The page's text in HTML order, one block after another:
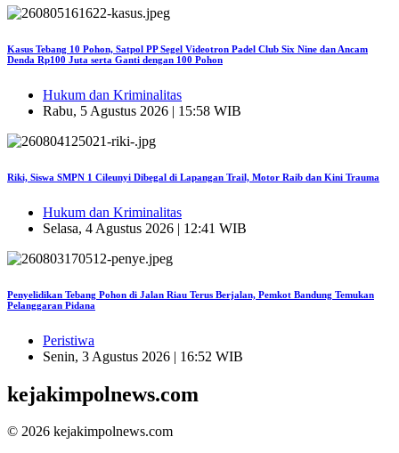
Kasus Tebang 10 Pohon, Satpol PP Segel Videotron Padel Club Six Nine dan Ancam
Denda Rp100 Juta serta Ganti dengan 100 Pohon
Hukum dan Kriminalitas
Rabu, 5 Agustus 2026 | 15:58 WIB
Riki, Siswa SMPN 1 Cileunyi Dibegal di Lapangan Trail, Motor Raib dan Kini Trauma
Hukum dan Kriminalitas
Selasa, 4 Agustus 2026 | 12:41 WIB
Penyelidikan Tebang Pohon di Jalan Riau Terus Berjalan, Pemkot Bandung Temukan
Pelanggaran Pidana
Peristiwa
Senin, 3 Agustus 2026 | 16:52 WIB
kejakimpolnews.com
© 2026 kejakimpolnews.com